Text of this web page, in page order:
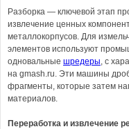
Разборка — ключевой этап
извлечение ценных
металлокорпусов. Для
элементов используют
одновальные шредеры, с
на gmash.ru. Эти машины
фрагменты, которые затем
материалов.
Переработка и извлечение